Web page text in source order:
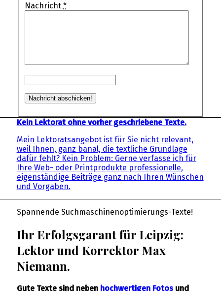
Nachricht *
Kein Lektorat ohne vorher geschriebene Texte.
Mein Lektoratsangebot ist für Sie nicht relevant,
weil Ihnen, ganz banal, die textliche Grundlage
dafür fehlt? Kein Problem: Gerne verfasse ich für
Ihre Web- oder Printprodukte professionelle,
eigenständige Beiträge ganz nach Ihren Wünschen
und Vorgaben.
Spannende Suchmaschinenoptimierungs-Texte!
Ihr Erfolgsgarant für Leipzig:
Lektor und Korrektor Max
Niemann.
Gute Texte sind neben hochwertigen Fotosund